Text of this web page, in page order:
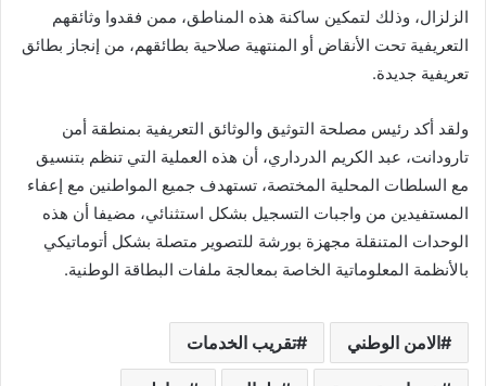
الزلزال، وذلك لتمكين ساكنة هذه المناطق، ممن فقدوا وثائقهم
التعريفية تحت الأنقاض أو المنتهية صلاحية بطائقهم، من إنجاز بطائق
تعريفية جديدة.
ولقد أكد رئيس مصلحة التوثيق والوثائق التعريفية بمنطقة أمن
تارودانت، عبد الكريم الدرداري، أن هذه العملية التي تنظم بتنسيق
مع السلطات المحلية المختصة، تستهدف جميع المواطنين مع إعفاء
المستفيدين من واجبات التسجيل بشكل استثنائي، مضيفا أن هذه
الوحدات المتنقلة مجهزة بورشة للتصوير متصلة بشكل أتوماتيكي
بالأنظمة المعلوماتية الخاصة بمعالجة ملفات البطاقة الوطنية.
الامن الوطني تقريب الخدمات